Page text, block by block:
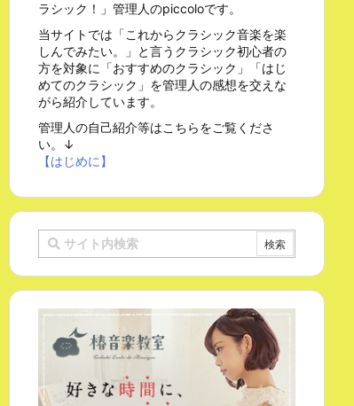
ラシック！」管理人のpiccoloです。
当サイトでは「これからクラシック音楽を楽
しんでみたい。」と言うクラシック初心者の
方を対象に「おすすめのクラシック」「はじ
めてのクラシック」を管理人の感想を交えな
がら紹介しています。
管理人の自己紹介等はこちらをご覧くださ
い。↓
【はじめに】